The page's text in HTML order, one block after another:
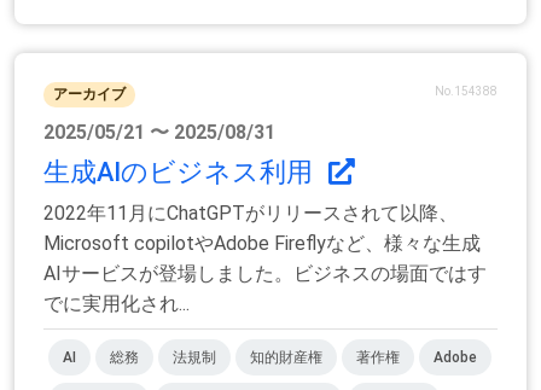
アーカイブ No.154388
2025/05/21 〜 2025/08/31
生成AIのビジネス利用
2022年11月にChatGPTがリリースされて以降、
Microsoft copilotやAdobe Fireflyなど、様々な生成
AIサービスが登場しました。ビジネスの場面ではす
でに実用化され...
AI 総務 法規制 知的財産権 著作権 Adobe